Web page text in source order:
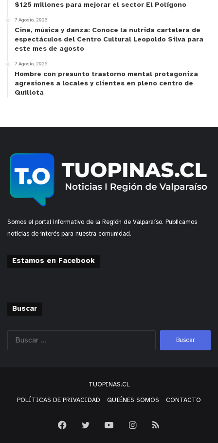
Anuncio Patrocinado
$125 millones para mejorar el sector El Polígono
7 Agosto, 2026
Cine, música y danza: Conoce la nutrida cartelera de
espectáculos del Centro Cultural Leopoldo Silva para
este mes de agosto
7 Agosto, 2026
Hombre con presunto trastorno mental protagoniza
agresiones a locales y clientes en pleno centro de
Quillota
Somos el portal informativo de la Región de Valparaíso. Publicamos
noticias de interés para nuestra comunidad.
Estamos en Facebook
Buscar
TUOPINAS.CL
POLÍTICAS DE PRIVACIDAD QUIÉNES SOMOS CONTACTO